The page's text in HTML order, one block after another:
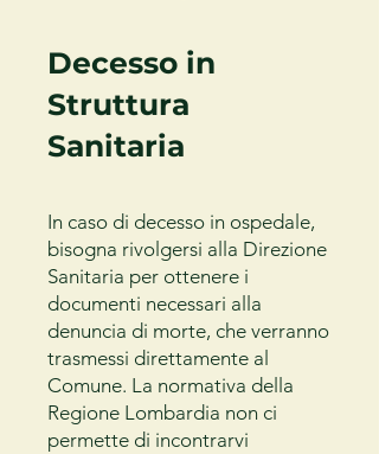
Decesso in
Struttura
Sanitaria
In caso di decesso in ospedale,
bisogna rivolgersi alla Direzione
Sanitaria per ottenere i
documenti necessari alla
denuncia di morte, che verranno
trasmessi direttamente al
Comune. La normativa della
Regione Lombardia non ci
permette di incontrarvi